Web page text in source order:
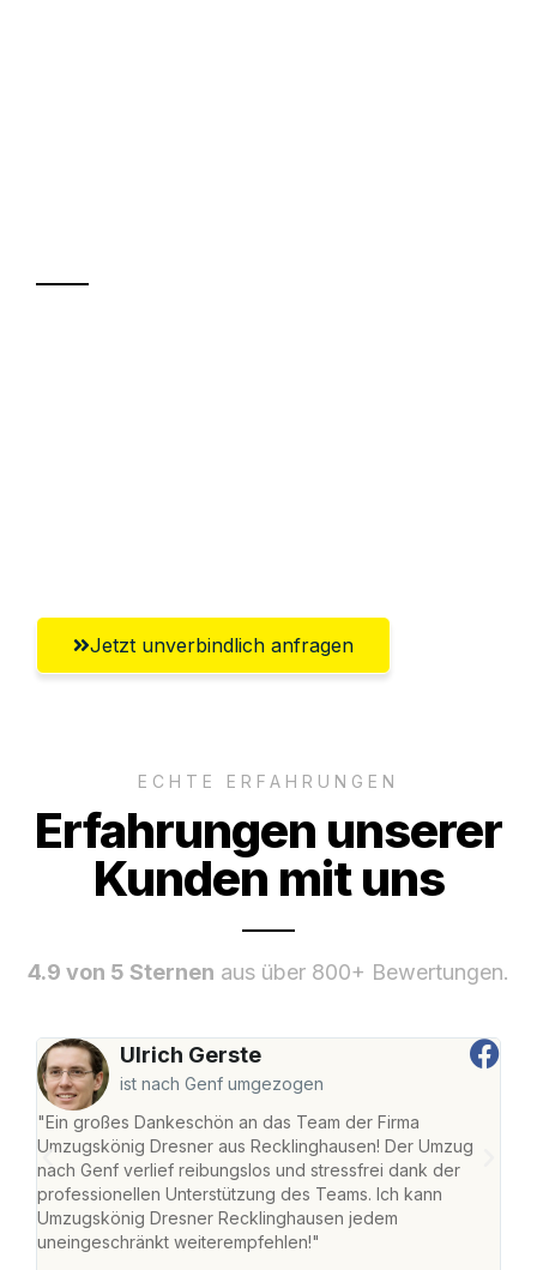
Jetzt unverbindlich anfragen
ECHTE ERFAHRUNGEN
Erfahrungen unserer
Kunden mit uns
4.9 von 5 Sternen aus über 800+ Bewertungen.
Ulrich Gerste
ist nach Genf umgezogen
"Ein großes Dankeschön an das Team der Firma
Umzugskönig Dresner aus Recklinghausen! Der Umzug
nach Genf verlief reibungslos und stressfrei dank der
professionellen Unterstützung des Teams. Ich kann
Umzugskönig Dresner Recklinghausen jedem
uneingeschränkt weiterempfehlen!"